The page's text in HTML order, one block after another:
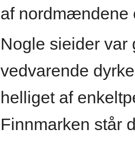
af nordmændene
Nogle sieider var
vedvarende
helliget af
Finnmarken står